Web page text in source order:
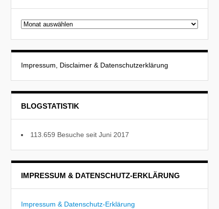
Beitragsarchiv
Impressum, Disclaimer & Datenschutzerklärung
BLOGSTATISTIK
113.659 Besuche seit Juni 2017
IMPRESSUM & DATENSCHUTZ-ERKLÄRUNG
Impressum & Datenschutz-Erklärung